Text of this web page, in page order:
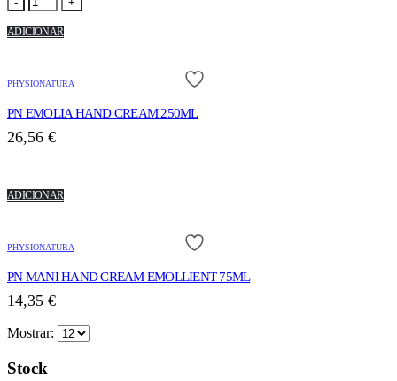
ADICIONAR
PHYSIONATURA
PN EMOLIA HAND CREAM 250ML
26,56 €
ADICIONAR
PHYSIONATURA
PN MANI HAND CREAM EMOLLIENT 75ML
14,35 €
Mostrar:
Stock